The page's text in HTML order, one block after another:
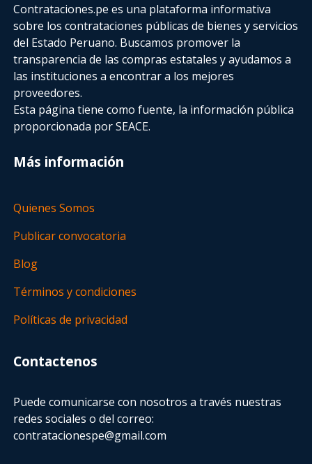
Contrataciones.pe es una plataforma informativa
sobre los contrataciones públicas de bienes y servicios
del Estado Peruano. Buscamos promover la
transparencia de las compras estatalesy ayudamos a
las instituciones a encontrar a los mejores
proveedores.
Esta página tiene como fuente, la información pública
proporcionada por SEACE.
Más información
Quienes Somos
Publicar convocatoria
Blog
Términos y condiciones
Políticas de privacidad
Contactenos
Puede comunicarse con nosotros a través nuestras
redes sociales o del correo:
contratacionespe@gmail.com